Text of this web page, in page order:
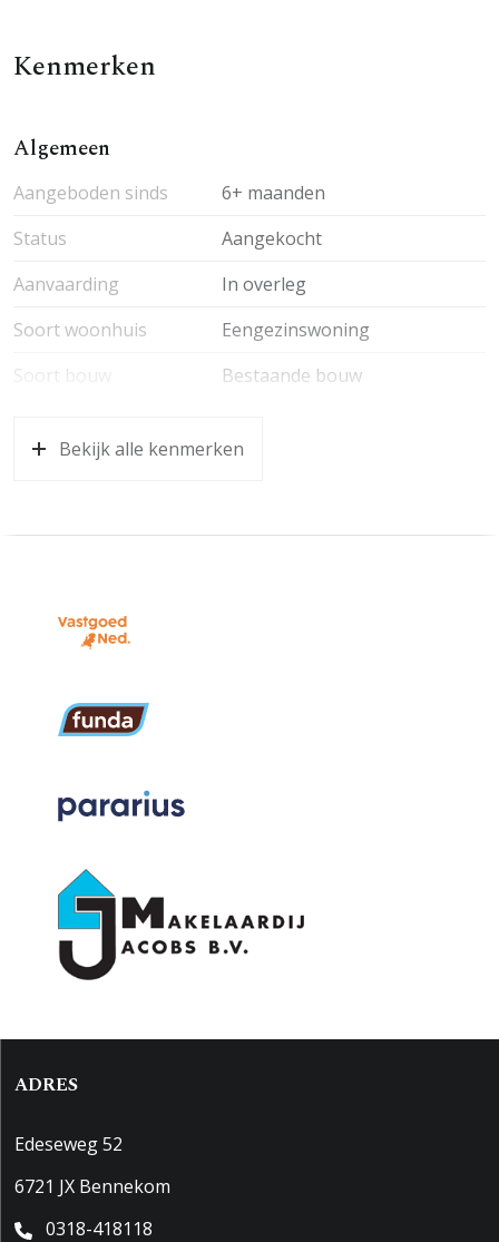
Kenmerken
Algemeen
Aangeboden sinds
6+ maanden
Status
Aangekocht
Aanvaarding
In overleg
Soort woonhuis
Eengezinswoning
Soort bouw
Bestaande bouw
Bekijk alle kenmerken
ADRES
Edeseweg 52
6721 JX Bennekom
0318-418118